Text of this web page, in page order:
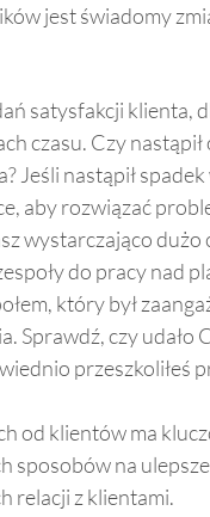
jest świadomy
satysfakcji klienta,
czasu. Czy
Jeśli nastąpił
aby rozwiązać
wystarczająco dużo
do pracy nad
który był
czy udało
przeszkoliłeś
od klientów ma
sposobów na
relacji z klientami.